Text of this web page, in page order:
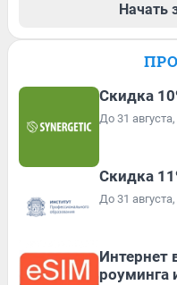
Начать
Скидка
До 31
Скидка
До 31
Интернет
роуминга